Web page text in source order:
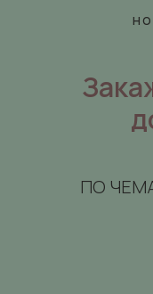
ПО